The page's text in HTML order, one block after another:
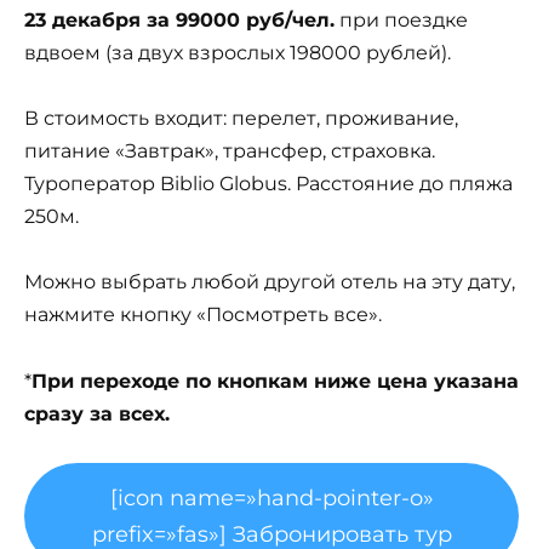
23 декабря за 99000 руб/чел. при поездке
вдвоем (за двух взрослых 198000 рублей).
В стоимость входит: перелет, проживание,
питание «Завтрак», трансфер, страховка.
Туроператор Biblio Globus. Расстояние до пляжа
250м.
Можно выбрать любой другой отель на эту дату,
нажмите кнопку «Посмотреть все».
*При переходе по кнопкам ниже цена указана
сразу за всех.
[icon name=»hand-pointer-o»
prefix=»fas»] Забронировать тур